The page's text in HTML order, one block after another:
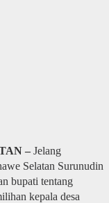
– Jelang
Selatan Surunudin
bupati tentang
kepala desa